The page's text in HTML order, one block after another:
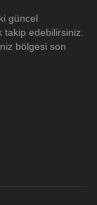
güncel
edebilirsiniz.
bölgesi son